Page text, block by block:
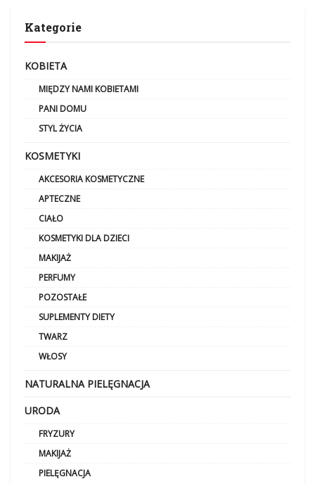
Kategorie
KOBIETA
MIĘDZY NAMI KOBIETAMI
PANI DOMU
STYL ŻYCIA
KOSMETYKI
AKCESORIA KOSMETYCZNE
APTECZNE
CIAŁO
KOSMETYKI DLA DZIECI
MAKIJAŻ
PERFUMY
POZOSTAŁE
SUPLEMENTY DIETY
TWARZ
WŁOSY
NATURALNA PIELĘGNACJA
URODA
FRYZURY
MAKIJAŻ
PIELĘGNACJA